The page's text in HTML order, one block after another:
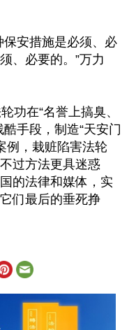
保安措施是必须、必
、必要的。”万力
功在“名誉上搞臭、
手段，制造“天安门
例，栽赃陷害法轮
过方法更具迷惑
的法律和媒体，实
们最后的垂死挣